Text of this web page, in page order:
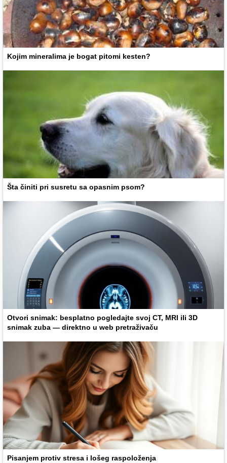
Kojim mineralima je bogat pitomi kesten?
Šta činiti pri susretu sa opasnim psom?
Otvori snimak: besplatno pogledajte svoj CT, MRI ili 3D
snimak zuba — direktno u web pretraživaču
Pisanjem protiv stresa i lošeg raspoloženja